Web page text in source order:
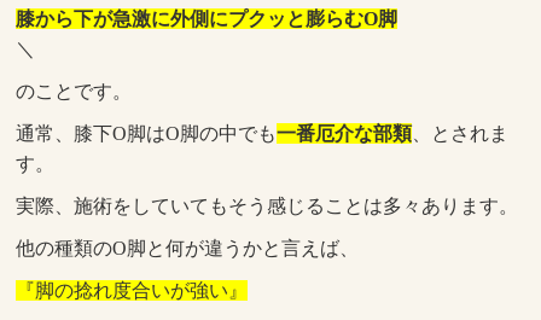
膝から下が急激に外側にプクッと膨らむO脚
＼
のことです。
通常、膝下O脚はO脚の中でも一番厄介な部類、とされま
す。
実際、施術をしていてもそう感じることは多々あります。
他の種類のO脚と何が違うかと言えば、
『脚の捻れ度合いが強い』